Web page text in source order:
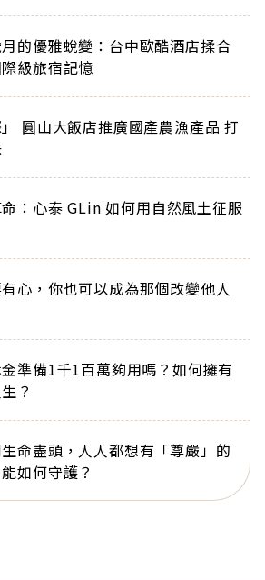
的優雅蛻變：台中歐酷酒店揉合
級旅宿記憶
」 圓山大飯店推廣國產農漁產品 打
：心泰 GLin 如何用自然風土征服
心，你也可以成為那個改變他人
準備1千1百萬夠用嗎？如何擁有
？
命盡頭，人人都想有「尊嚴」的
如何守護？